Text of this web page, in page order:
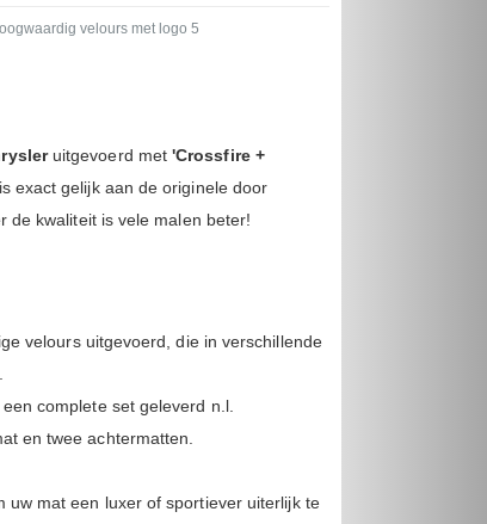
velours met logo 5
uitgevoerd met'Crossfire +
exact gelijk aan de originele door
de kwaliteit is vele malen beter!
velours uitgevoerd, die in verschillende
complete set geleverd n.l.
en twee achtermatten.
uw mat een luxer of sportiever uiterlijk te